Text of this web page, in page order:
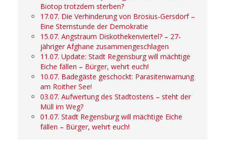
Biotop trotzdem sterben?
17.07. Die Verhinderung von Brosius-Gersdorf –
Eine Sternstunde der Demokratie
15.07. Angstraum Diskothekenviertel? – 27-
jähriger Afghane zusammengeschlagen
11.07. Update: Stadt Regensburg will mächtige
Eiche fällen – Bürger, wehrt euch!
10.07. Badegäste geschockt: Parasitenwarnung
am Roither See!
03.07. Aufwertung des Stadtostens – steht der
Müll im Weg?
01.07. Stadt Regensburg will mächtige Eiche
fällen – Bürger, wehrt euch!